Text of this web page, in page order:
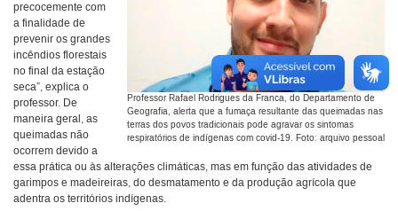
Professor Rafael Rodrigues da Franca, do Departamento de
Geografia, alerta que a fumaça resultante das queimadas nas
terras dos povos tradicionais pode agravar os sintomas
respiratórios de indígenas com covid-19. Foto: arquivo pessoal
precocemente com
a finalidade de
prevenir os grandes
incêndios florestais
no final da estação
seca”, explica o
professor. De
maneira geral, as
queimadas não
ocorrem devido a
essa prática ou às alterações climáticas, mas em função das atividades de
garimpos e madeireiras, do desmatamento e da produção agrícola que
adentra os territórios indígenas.